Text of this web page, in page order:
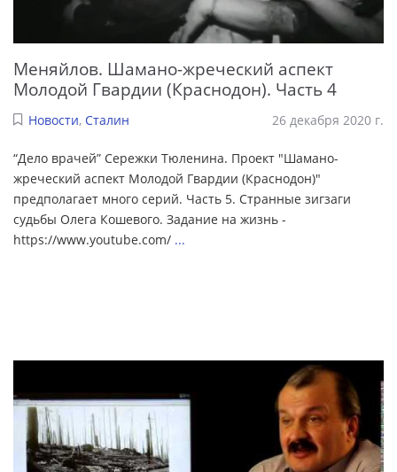
Меняйлов. Шамано-жреческий аспект
Молодой Гвардии (Краснодон). Часть 4
Новости, Сталин 26 декабря 2020 г.
“Дело врачей” Сережки Тюленина. Проект "Шамано-
жреческий аспект Молодой Гвардии (Краснодон)"
предполагает много серий. Часть 5. Странные зигзаги
судьбы Олега Кошевого. Задание на жизнь -
https://www.youtube.com/ ...